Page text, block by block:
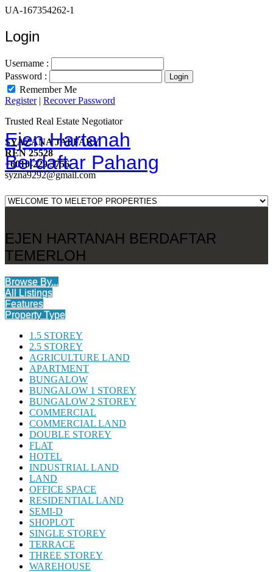
UA-167354262-1
Login
Username :
Password :
Remember Me
Register| Recover Password
Ejen Hartanah
Berdaftar Pahang
Trusted Real Estate Negotiator
SYAZANA JAFFARY
REN 25528
+6010-229 3756
syzna9292@gmail.com
EJEN HARTANAH BERDAFTAR
TEMERLOH
Browse By...
All Listings
Features
Property Type
1.5 STOREY
2.5 STOREY
AGRICULTURE LAND
APARTMENT
BUNGALOW
BUNGALOW 1 STOREY
BUNGALOW 2 STOREY
COMMERCIAL
COMMERCIAL LAND
DOUBLE STOREY
FLAT
HOTEL
INDUSTRIAL LAND
LAND
OFFICE SPACE
RESIDENTIAL LAND
SEMI-D
SHOPLOT
SINGLE STOREY
TERRACE
THREE STOREY
WAREHOUSE